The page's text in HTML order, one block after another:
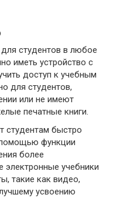
студентов в любое
иметь устройство с
доступ к учебным
для студентов,
или не имеют
печатные книги.
студентам быстро
функции
более
учебники
такие как видео,
усвоению